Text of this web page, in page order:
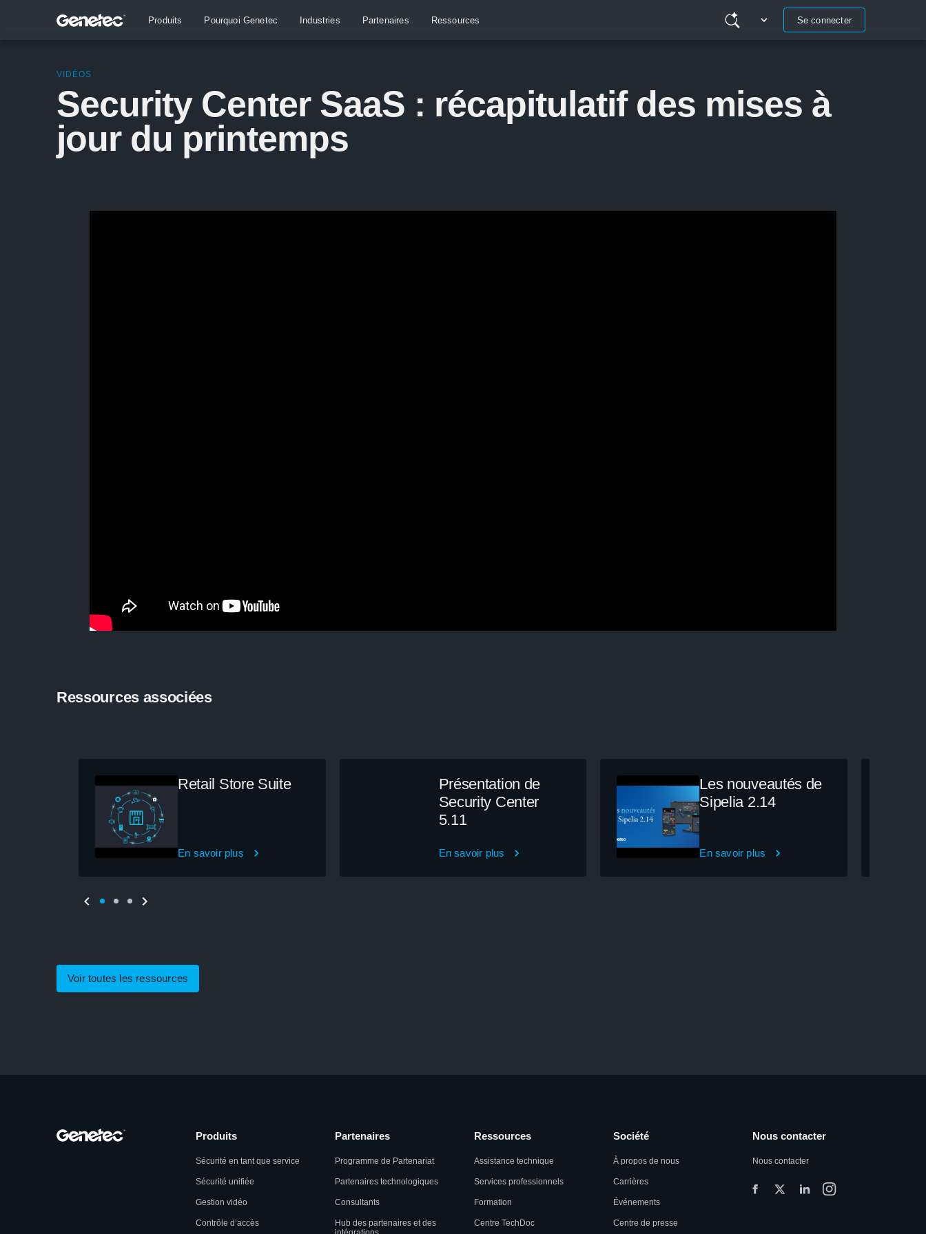
Produits Pourquoi Genetec Industries Partenaires Ressources Se connecter
VIDÉOS
Security Center SaaS : récapitulatif des mises à
jour du printemps
Ressources associées
Retail Store Suite
En savoir plus
Présentation de
Security Center
5.11
En savoir plus
Les nouveautés de
Sipelia 2.14
En savoir plus
Voir toutes les ressources
Produits
Sécurité en tant que service
Sécurité unifiée
Gestion vidéo
Contrôle d’accès
Partenaires
Programme de Partenariat
Partenaires technologiques
Consultants
Hub des partenaires et des
Ressources
Assistance technique
Services professionnels
Formation
Centre TechDoc
Société
À propos de nous
Carrières
Événements
Centre de presse
Nous contacter
Nous contacter